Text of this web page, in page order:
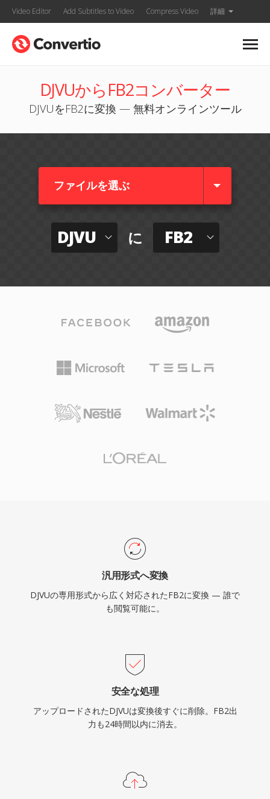
Video Editor Add Subtitles to Video Compress Video 詳細
DJVUからFB2コンバーター
DJVUをFB2に変換 — 無料オンラインツール
ファイルを選ぶ
DJVU に FB2
汎用形式へ変換
DJVUの専用形式から広く対応されたFB2に変換 — 誰で
も閲覧可能に。
安全な処理
アップロードされたDJVUは変換後すぐに削除。FB2出
力も24時間以内に消去。